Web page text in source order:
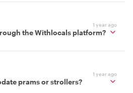
1 year ago
the Withlocals platform?
1 year ago
prams or strollers?